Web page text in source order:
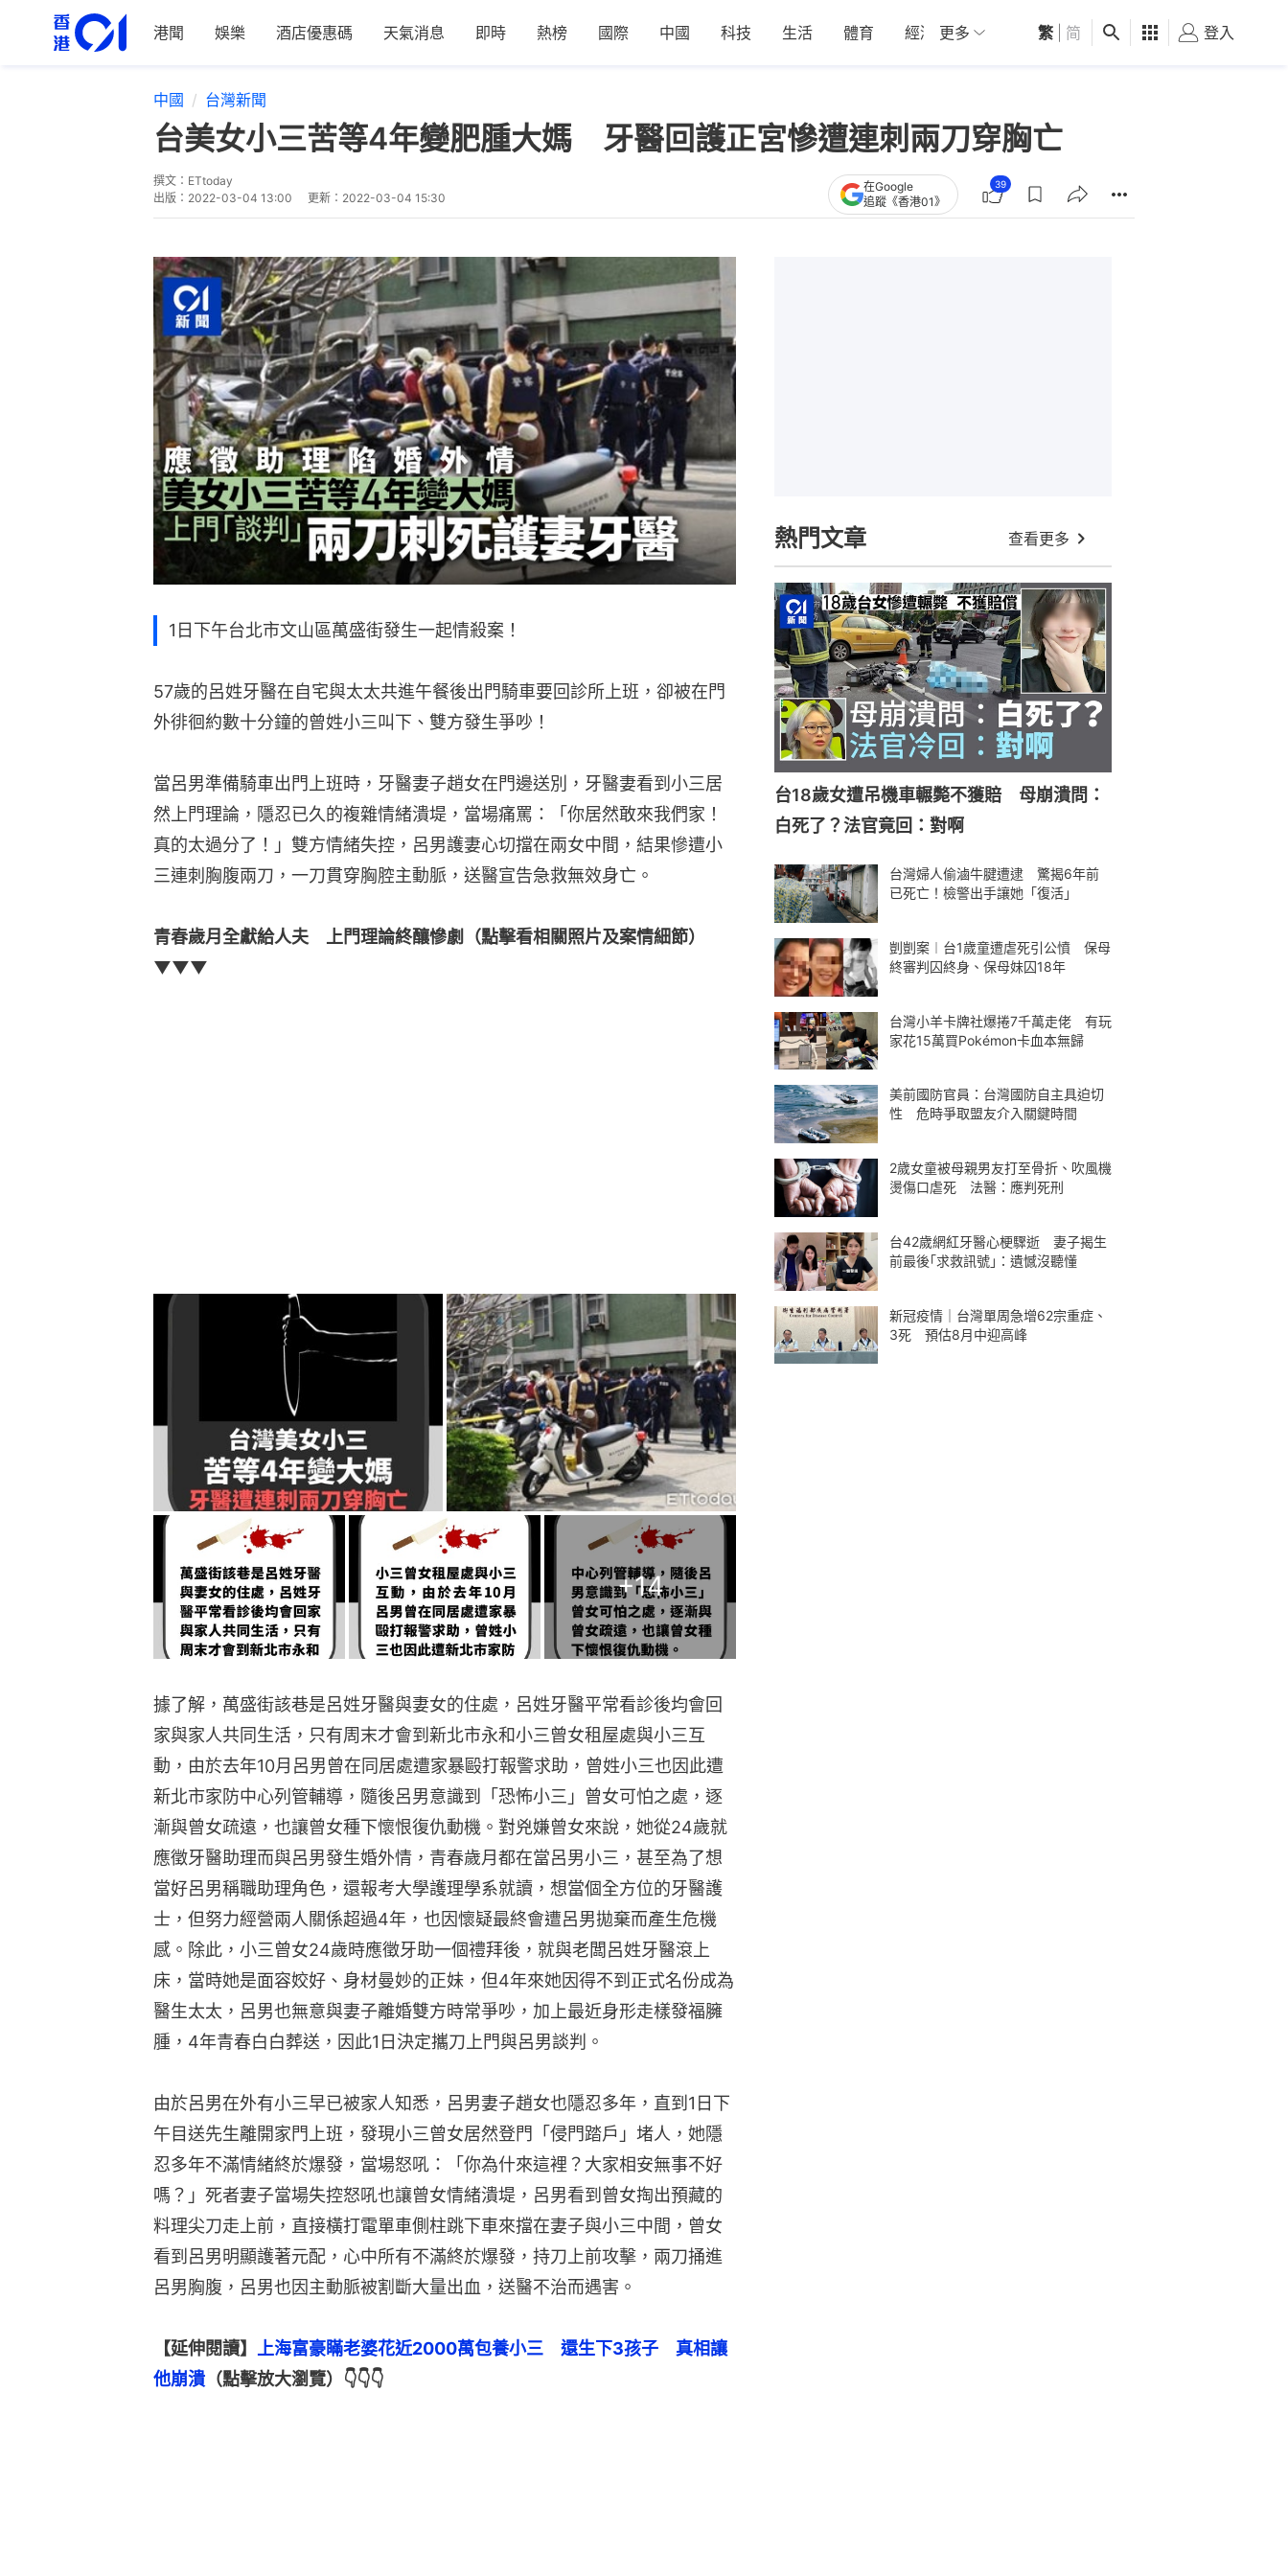
港聞 娛樂 酒店優惠碼 天氣消息 即時 熱榜 國際 中國 科技 生活 體育 經濟 01深圳 觀點 健康 好食玩飛
更多 繁 简 登入
中國 台灣新聞
台美女小三苦等4年變肥腫大媽 牙醫回護正宮慘遭連刺兩刀穿胸亡
撰文： ETtoday
出版： 2022-03-04 13:00 更新： 2022-03-04 15:30
在Google
追蹤《香港01》
39
1日下午台北市文山區萬盛街發生一起情殺案！
57歲的呂姓牙醫在自宅與太太共進午餐後出門騎車要回診所上班，卻被在門
外徘徊約數十分鐘的曾姓小三叫下、雙方發生爭吵！
當呂男準備騎車出門上班時，牙醫妻子趙女在門邊送別，牙醫妻看到小三居
然上門理論，隱忍已久的複雜情緒潰堤，當場痛罵：「你居然敢來我們家！
真的太過分了！」雙方情緒失控，呂男護妻心切擋在兩女中間，結果慘遭小
三連刺胸腹兩刀，一刀貫穿胸腔主動脈，送醫宣告急救無效身亡。
青春歲月全獻給人夫　上門理論終釀慘劇（點擊看相關照片及案情細節）
▼▼▼
+14
據了解，萬盛街該巷是呂姓牙醫與妻女的住處，呂姓牙醫平常看診後均會回
家與家人共同生活，只有周末才會到新北市永和小三曾女租屋處與小三互
動，由於去年10月呂男曾在同居處遭家暴毆打報警求助，曾姓小三也因此遭
新北市家防中心列管輔導，隨後呂男意識到「恐怖小三」曾女可怕之處，逐
漸與曾女疏遠，也讓曾女種下懷恨復仇動機。對兇嫌曾女來說，她從24歲就
應徵牙醫助理而與呂男發生婚外情，青春歲月都在當呂男小三，甚至為了想
當好呂男稱職助理角色，還報考大學護理學系就讀，想當個全方位的牙醫護
士，但努力經營兩人關係超過4年，也因懷疑最終會遭呂男拋棄而產生危機
感。除此，小三曾女24歲時應徵牙助一個禮拜後，就與老闆呂姓牙醫滾上
床，當時她是面容姣好、身材曼妙的正妹，但4年來她因得不到正式名份成為
醫生太太，呂男也無意與妻子離婚雙方時常爭吵，加上最近身形走樣發福臃
腫，4年青春白白葬送，因此1日決定攜刀上門與呂男談判。
由於呂男在外有小三早已被家人知悉，呂男妻子趙女也隱忍多年，直到1日下
午目送先生離開家門上班，發現小三曾女居然登門「侵門踏戶」堵人，她隱
忍多年不滿情緒終於爆發，當場怒吼：「你為什來這裡？大家相安無事不好
嗎？」死者妻子當場失控怒吼也讓曾女情緒潰堤，呂男看到曾女掏出預藏的
料理尖刀走上前，直接橫打電單車側柱跳下車來擋在妻子與小三中間，曾女
看到呂男明顯護著元配，心中所有不滿終於爆發，持刀上前攻擊，兩刀捅進
呂男胸腹，呂男也因主動脈被割斷大量出血，送醫不治而遇害。
【延伸閱讀】
上海富豪瞞老婆花近2000萬包養小三　還生下3孩子　真相讓
他崩潰 （點擊放大瀏覽）👇👇👇
熱門文章 查看更多
台18歲女遭吊機車輾斃不獲賠 母崩潰問：
白死了？法官竟回：對啊
台灣婦人偷滷牛腱遭逮 驚揭6年前
已死亡！檢警出手讓她「復活」
剴剴案︱台1歲童遭虐死引公憤 保母
終審判囚終身、保母妹囚18年
台灣小羊卡牌社爆捲7千萬走佬 有玩
家花15萬買Pokémon卡血本無歸
美前國防官員：台灣國防自主具迫切
性 危時爭取盟友介入關鍵時間
2歲女童被母親男友打至骨折、吹風機
燙傷口虐死 法醫：應判死刑
台42歲網紅牙醫心梗驟逝 妻子揭生
前最後｢求救訊號｣：遺憾沒聽懂
新冠疫情｜台灣單周急增62宗重症、
3死 預估8月中迎高峰